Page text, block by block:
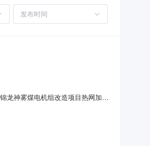
龙神雾煤电机组改造项目热网加热
采购联系方式：073